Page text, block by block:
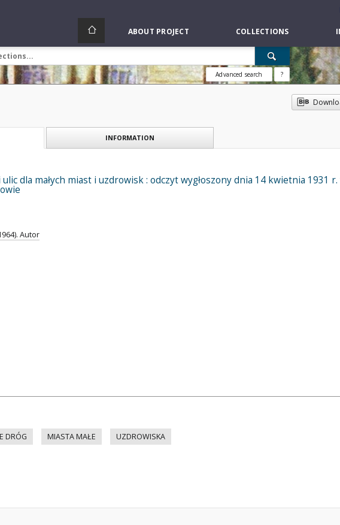
ABOUT PROJECT COLLECTIONS
Advanced search ?
INFORMATION
dla małych miast i uzdrowisk : odczyt wygłoszony dnia 14 kwietnia 1931 r.
Autor
DRÓG MIASTA MAŁE UZDROWISKA